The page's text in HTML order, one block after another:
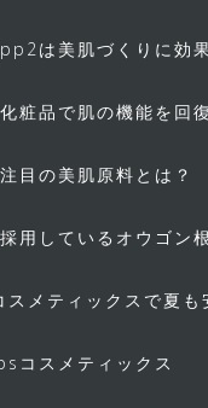
は美肌づくりに効
粧品で肌の機能を回復
目の美肌原料とは？
用しているオウゴン
メティックスで夏も
コスメティックス